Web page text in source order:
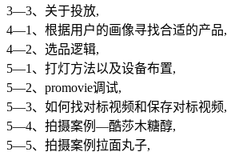
3—3、关于投放,
4—1、根据用户的画像寻找合适的产品,
4—2、选品逻辑,
5—1、打灯方法以及设备布置,
5—2、promovie调试,
5—3、如何找对标视频和保存对标视频,
5—4、拍摄案例—酷莎木糖醇,
5—5、拍摄案例拉面丸子,